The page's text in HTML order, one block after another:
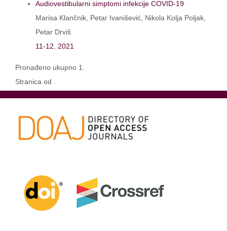
Audiovestibularni simptomi infekcije COVID-19
Marisa Klančnik, Petar Ivanišević, Nikola Kolja Poljak,
Petar Drviš
11-12
2021
Pronađeno ukupno 1.
Stranica od .